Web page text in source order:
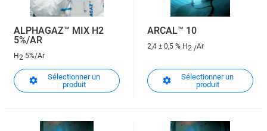
ALPHAGAZ™ MIX H2
5%/AR
H2 5%/Ar
Sélectionner un
produit
ARCAL™ 10
2,4 ± 0,5 % H2 /Ar
Sélectionner un
produit